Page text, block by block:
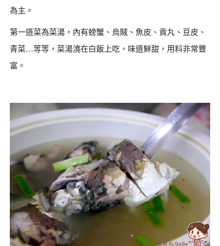
為主。
第一道菜為菜湯，內有螃蟹、烏賊、魚皮、貢丸、豆皮、
青菜…等等， 菜湯澆在白飯上吃，味道鮮甜，用料非常豐
富。